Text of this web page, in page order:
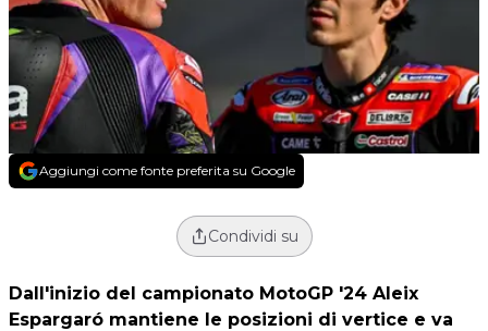
Aggiungi come fonte preferita su Google
Condividi su
Dall'inizio del campionato MotoGP '24 Aleix
Espargaró mantiene le posizioni di vertice e va